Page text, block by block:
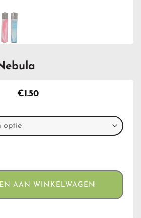
€1.50
aantal
AAN WINKELWAGEN